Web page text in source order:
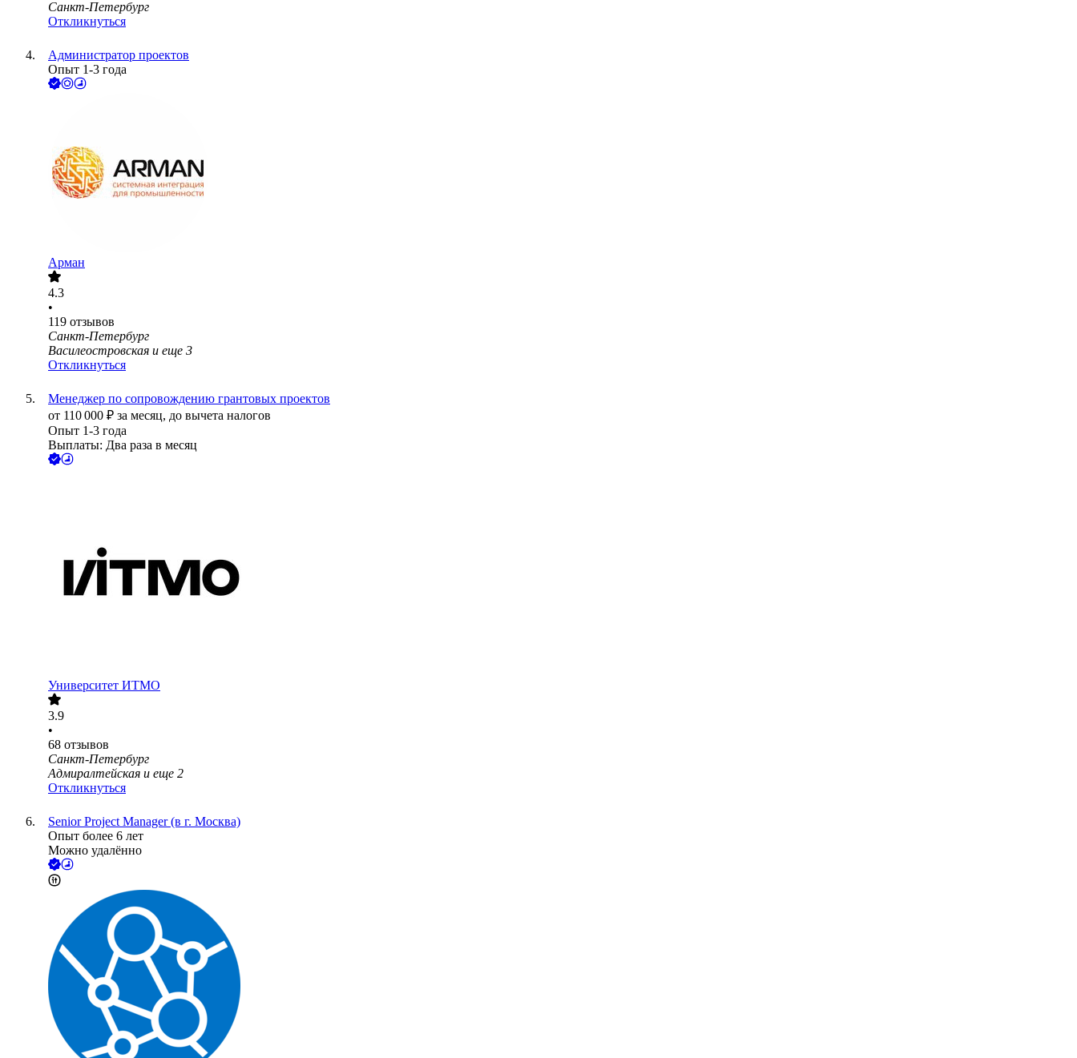
Санкт-Петербург
Откликнуться
Администратор проектов
Опыт 1-3 года
Арман
4.3
•
119 отзывов
Санкт-Петербург
Василеостровская и еще 3
Откликнуться
Менеджер по сопровождению грантовых проектов
от 110 000 ₽ за месяц, до вычета налогов
Опыт 1-3 года
Выплаты: Два раза в месяц
Университет ИТМО
3.9
•
68 отзывов
Санкт-Петербург
Адмиралтейская и еще 2
Откликнуться
Senior Project Manager (в г. Москва)
Опыт более 6 лет
Можно удалённо